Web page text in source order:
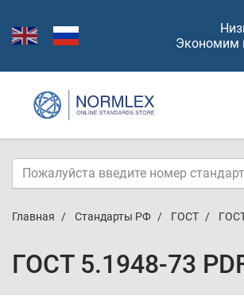
Экономим
Главная Стандарты РФ ГОСТ
ГОСТ 5.1948-73